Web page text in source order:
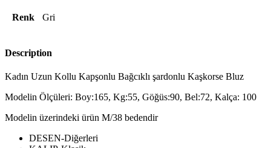
Renk Gri
Description
Kadın Uzun Kollu Kapşonlu Bağcıklı şardonlu Kaşkorse Bluz
Modelin Ölçüleri: Boy:165, Kg:55, Göğüs:90, Bel:72, Kalça: 100
Modelin üzerindeki ürün M/38 bedendir
DESEN-Diğerleri